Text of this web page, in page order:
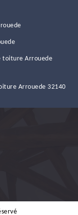
toiture Arrouede
Arrouede 32140